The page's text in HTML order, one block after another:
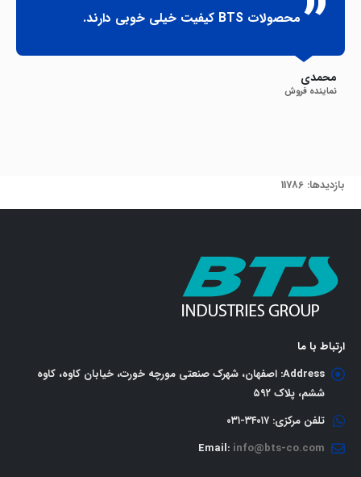
محصولات BTS کیفیت خیلی خوبی دارند.
محمدی
نماینده فروش
بازدیدها: 11786
ارتباط با ما
Address: اصفهان، شهرک صنعتی مورچه خورت، خیابان کاوه، کاوه
ششم، پلاک ٥٩٢
تلفن مرکزی: ٣٤٠١٧-٠٣١
Email: info@bts-co.com